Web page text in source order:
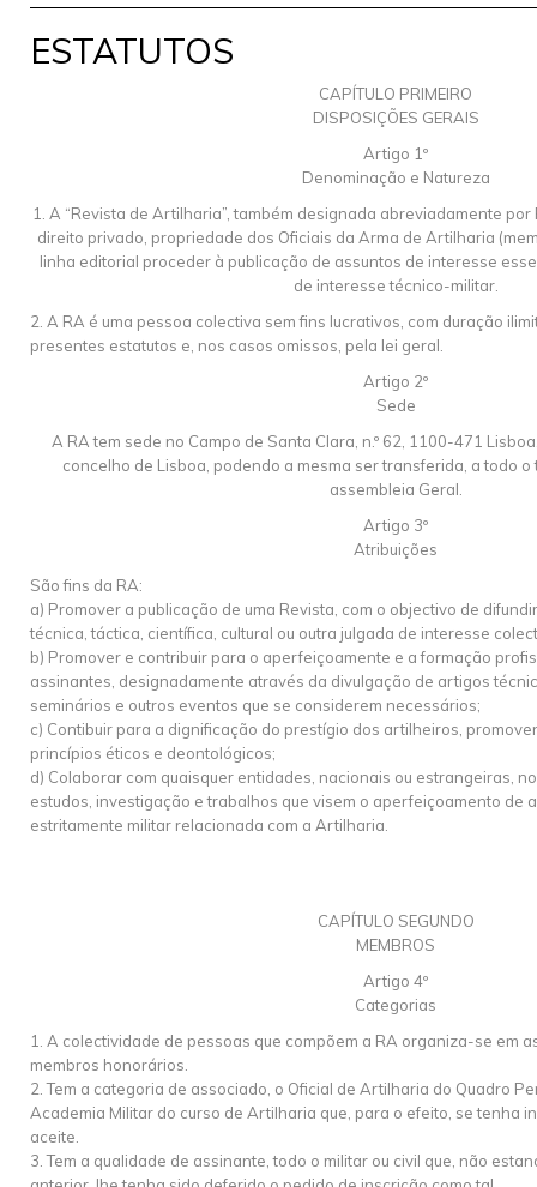
ESTATUTOS
CAPÍTULO PRIMEIRO
DISPOSIÇÕES GERAIS
Artigo 1º
Denominação e Natureza
1. A “Revista de Artilharia”, também designada abreviadamente
direito privado, propriedade dos Oficiais da Arma de Artilharia
linha editorial proceder à publicação de assuntos de interesse
de interesse técnico-militar.
2. A RA é uma pessoa colectiva sem fins lucrativos, com duração
presentes estatutos e, nos casos omissos, pela lei geral.
Artigo 2º
Sede
A RA tem sede no Campo de Santa Clara, n.º 62, 1100-471
concelho de Lisboa, podendo a mesma ser transferida, a todo
assembleia Geral.
Artigo 3º
Atribuições
São fins da RA:
a) Promover a publicação de uma Revista, com o objectivo de
técnica, táctica, científica, cultural ou outra julgada de interesse
b) Promover e contribuir para o aperfeiçoamente e a formação
assinantes, designadamente através da divulgação de artigos
seminários e outros eventos que se considerem necessários;
c) Contibuir para a dignificação do prestígio dos artilheiros,
princípios éticos e deontológicos;
d) Colaborar com quaisquer entidades, nacionais ou estrangeiras,
estudos, investigação e trabalhos que visem o aperfeiçoamento de
estritamente militar relacionada com a Artilharia.
CAPÍTULO SEGUNDO
MEMBROS
Artigo 4º
Categorias
1. A colectividade de pessoas que compõem a RA organiza-se em
membros honorários.
2. Tem a categoria de associado, o Oficial de Artilharia do Quadro
Academia Militar do curso de Artilharia que, para o efeito, se tenha
aceite.
3. Tem a qualidade de assinante, todo o militar ou civil que, não